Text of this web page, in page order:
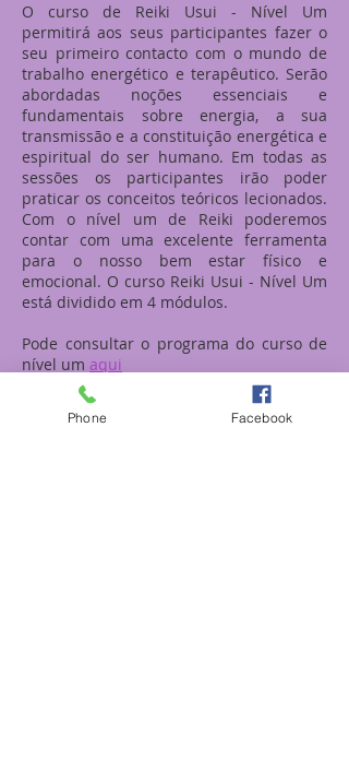
O curso de Reiki Usui - Nível Um
permitirá aos seus participantes fazer o
seu primeiro contacto com o mundo de
trabalho energético e terapêutico. Serão
abordadas noções essenciais e
fundamentais sobre energia, a sua
transmissão e a constituição energética e
espiritual do ser humano. Em todas as
sessões os participantes irão poder
praticar os conceitos teóricos lecionados.
Com o nível um de Reiki poderemos
contar com uma excelente ferramenta
para o nosso bem estar físico e
emocional. O curso Reiki Usui - Nível Um
está dividido em 4 módulos.
Pode consultar o programa do curso de
nível um aqui
Horas de formação: 30h
Preço do curso: 240€ (pagos em forma de
Phone Facebook